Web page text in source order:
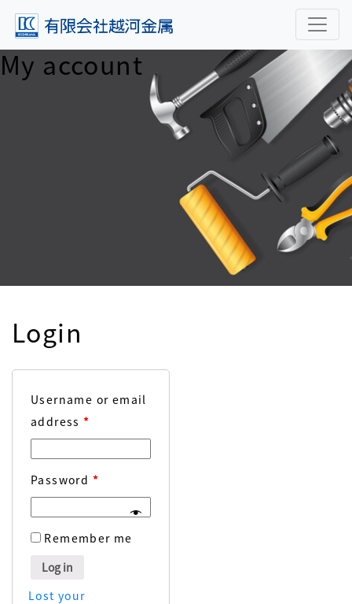
My account
Login
Username or email
address *
Password *
Remember me
Log in
Lost your